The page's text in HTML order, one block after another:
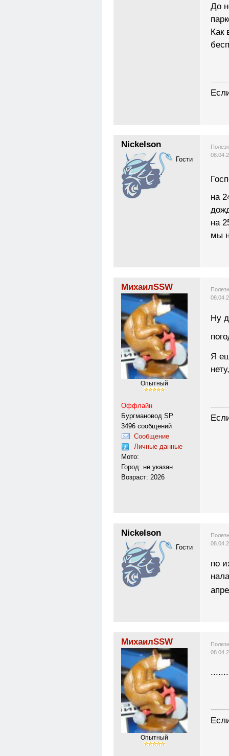
До
Как
Nickelson
Гости
на
на
мы
МихаилSSW
Опытный
Оффлайн
Бургмановод SP
3496 сообщений
Сообщение
Личные данные
Мото:
Город: не указан
Возраст: 2026
Ну
Я
Nickelson
Гости
по
МихаилSSW
Опытный